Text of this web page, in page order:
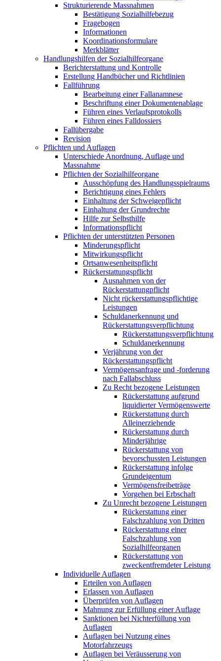
Strukturierende Massnahmen
Bestätigung Sozialhilfebezug
Fragebogen
Informationen
Koordinationsformulare
Merkblätter
Handlungshilfen der Sozialhilfeorgane
Berichterstattung und Kontrolle
Erstellung Handbücher und Richtlinien
Fallführung
Bearbeitung einer Fallanamnese
Beschriftung einer Dokumentenablage
Führen eines Verlaufsprotokolls
Führen eines Falldossiers
Fallübergabe
Revision
Pflichten und Auflagen
Unterschiede Anordnung, Auflage und
Massnahme
Pflichten der Sozialhilfeorgane
Ausschöpfung des Handlungsspielraums
Berichtigung eines Fehlers
Einhaltung der Schweigepflicht
Einhaltung der Grundrechte
Hilfe zur Selbsthilfe
Informationspflicht
Pflichten der unterstützten Personen
Minderungspflicht
Mitwirkungspflicht
Ortsanwesenheitspflicht
Rückerstattungspflicht
Ausnahmen von der
Rückerstattungpflicht
Nicht rückerstattungspflichtige
Leistungen
Schuldanerkennung und
Rückerstattungsverpflichtung
Rückerstattungsverpflichtung
Schuldanerkennung
Verjährung von der
Rückerstattungspflicht
Vermögensanfrage und -forderung
nach Fallabschluss
Zu Recht bezogene Leistungen
Rückerstattung aufgrund
liquidierter Vermögenswerte
Rückerstattung durch
Alleinerziehende
Rückerstattung durch
Minderjährige
Rückerstattung von
bevorschussten Leistungen
Rückerstattung infolge
Grundeigentum
Vermögensfreibeträge
Vorgehen bei Erbschaft
Zu Unrecht bezogene Leistungen
Rückerstattung einer
Falschzahlung von Dritten
Rückerstattung einer
Falschzahlung von
Sozialhilfeorganen
Rückerstattung von
zweckentfremdeter Leistung
Individuelle Auflagen
Erteilen von Auflagen
Erlassen von Auflagen
Überprüfen von Auflagen
Mahnung zur Erfüllung einer Auflage
Sanktionen bei Nichterfüllung von
Auflagen
Auflagen bei Nutzung eines
Motorfahrzeugs
Auflagen bei Veräusserung von